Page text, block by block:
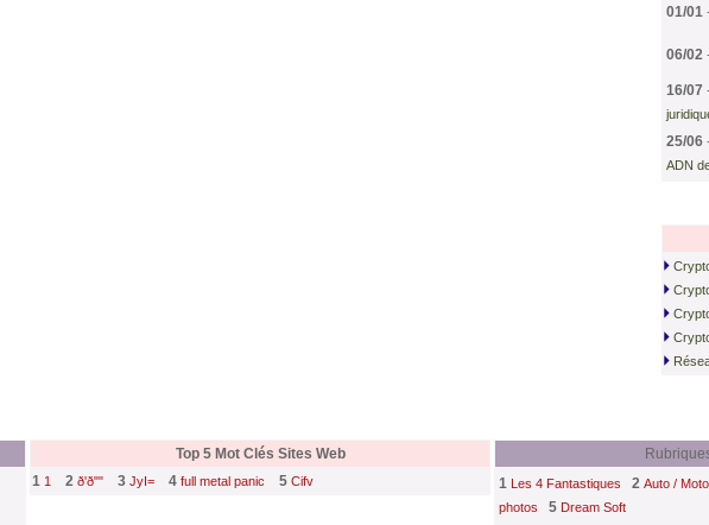
01/01
06/02
16/07
25/06
ADN
Top 5 Mot Clés Sites Web
1 1 2 ð'ð"" 3 JyI= 4 full metal panic 5 Cifv
1 Les 4 Fantastiques 2 Auto /
photos
5 Dream Soft